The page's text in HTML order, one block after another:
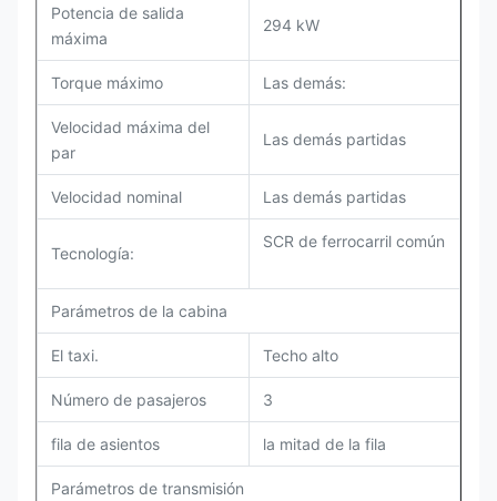
Potencia de salida
máxima
294 kW
Torque máximo Las demás:
Velocidad máxima del
par
Las demás partidas
Velocidad nominal Las demás partidas
Tecnología:
SCR de ferrocarril común
Parámetros de la cabina
El taxi. Techo alto
Número de pasajeros 3
fila de asientos la mitad de la fila
Parámetros de transmisión